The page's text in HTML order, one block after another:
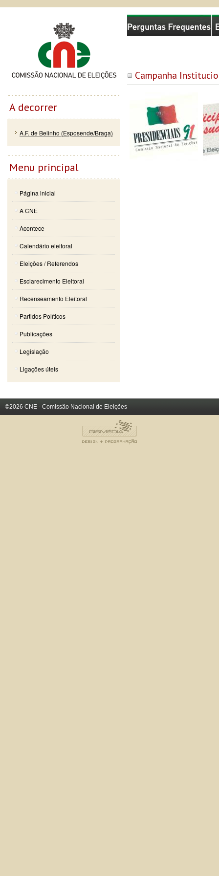
Campanha
Comissão Nacional de Eleições
A decorrer
A.F. de Belinho (Esposende/Braga)
Menu principal
Página inicial
A CNE
Acontece
Calendário eleitoral
Eleições / Referendos
Esclarecimento Eleitoral
Recenseamento Eleitoral
Partidos Políticos
Publicações
Legislação
Ligações úteis
©2026 CNE - Comissão Nacional de Eleições